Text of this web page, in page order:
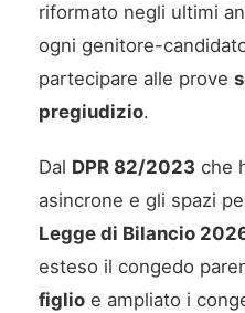
riformato negli ultimi
ogni genitore-
partecipare alle prove
pregiudizio.
Dal DPR 82/2023 che
asincrone e gli spazi
Legge di Bilancio
esteso il congedo
figlio e ampliato i